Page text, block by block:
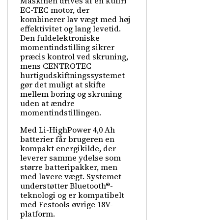
EC-TEC motor, der
kombinerer lav vægt med høj
effektivitet og lang levetid.
Den fuldelektroniske
momentindstilling sikrer
præcis kontrol ved skruning,
mens CENTROTEC
hurtigudskiftningssystemet
gør det muligt at skifte
mellem boring og skruning
uden at ændre
momentindstillingen.
Med Li-HighPower 4,0 Ah
batterier får brugeren en
kompakt energikilde, der
leverer samme ydelse som
større batteripakker, men
med lavere vægt. Systemet
understøtter Bluetooth®-
teknologi og er kompatibelt
med Festools øvrige 18V-
platform.